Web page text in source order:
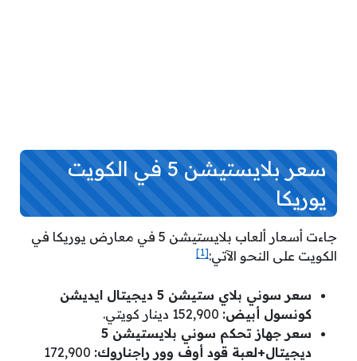
سعر بلايستيشن 5 في الكويت
يوريكا
جاءت أسعار ألعاب بلايستيشن 5 في معارض يوريكا في
الكويت على النحو الآتي:[1]
سعر سوني بلاي ستيشن 5 ديجيتال ايديشن
كونسول أبيض:
سعر جهاز تحكم سوني بلايستيشن 5
ديجيتال+لعبة قود أوف وور راجناروك:
172,900